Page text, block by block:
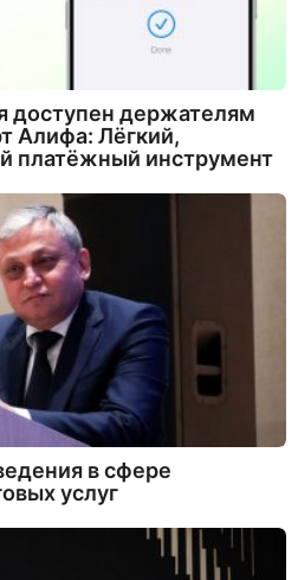
доступен держателям
Алифа: Лёгкий,
платёжный инструмент
в сфере
услуг